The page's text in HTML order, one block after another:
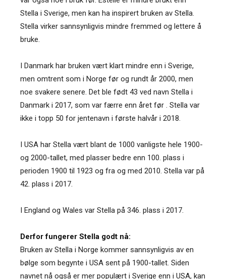
Stella i Sverige, men kan ha inspirert bruken av Stella.
Stella virker sannsynligvis mindre fremmed og lettere å
bruke.
I Danmark har bruken vært klart mindre enn i Sverige,
men omtrent som i Norge før og rundt år 2000, men
noe svakere senere. Det ble født 43 ved navn Stella i
Danmark i 2017, som var færre enn året før . Stella var
ikke i topp 50 for jentenavn i første halvår i 2018.
I USA har Stella vært blant de 1000 vanligste hele 1900-
og 2000-tallet, med plasser bedre enn 100. plass i
perioden 1900 til 1923 og fra og med 2010. Stella var på
42. plass i 2017.
I England og Wales var Stella på 346. plass i 2017.
Derfor fungerer Stella godt nå:
Bruken av Stella i Norge kommer sannsynligvis av en
bølge som begynte i USA sent på 1900-tallet. Siden
navnet nå også er mer populært i Sverige enn i USA, kan